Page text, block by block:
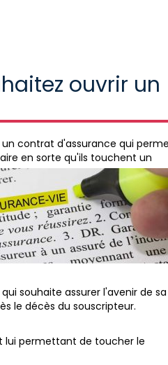
ouvrir un
contrat d'assurance qui
en sorte qu'ils touchent un
souhaite assurer l'avenir de sa
le décès du souscripteur.
lui permettant de toucher le